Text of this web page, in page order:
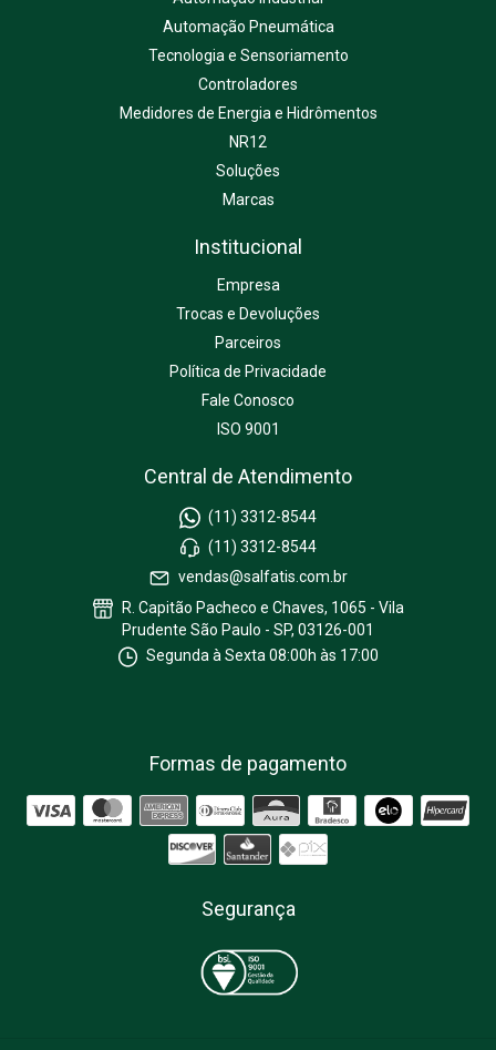
Automação Pneumática
Tecnologia e Sensoriamento
Controladores
Medidores de Energia e Hidrômentos
NR12
Soluções
Marcas
Institucional
Empresa
Trocas e Devoluções
Parceiros
Política de Privacidade
Fale Conosco
ISO 9001
Central de Atendimento
(11) 3312-8544
(11) 3312-8544
vendas@salfatis.com.br
R. Capitão Pacheco e Chaves, 1065 - Vila
Prudente São Paulo - SP, 03126-001
Segunda à Sexta 08:00h às 17:00
Formas de pagamento
Segurança